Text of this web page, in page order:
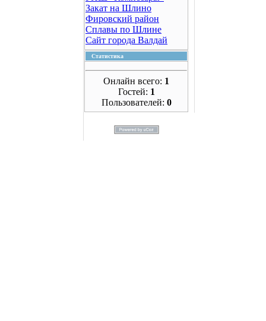
Закат на Шлино
Фировский район
Сплавы по Шлине
Сайт города Валдай
Статистика
Онлайн всего: 1
Гостей: 1
Пользователей: 0